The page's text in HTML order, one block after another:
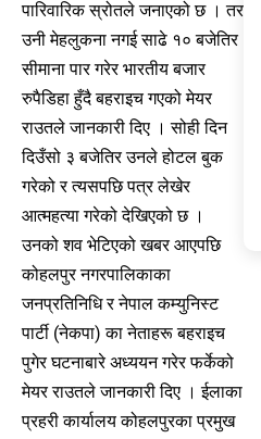
पारिवारिक स्रोतले जनाएको छ । तर
उनी मेहलुकना नगई साढे १० बजेतिर
सीमाना पार गरेर भारतीय बजार
रुपैडिहा हुँदै बहराइच गएको मेयर
राउतले जानकारी दिए । सोही दिन
दिउँसो ३ बजेतिर उनले होटल बुक
गरेको र त्यसपछि पत्र लेखेर
आत्महत्या गरेको देखिएको छ ।
उनको शव भेटिएको खबर आएपछि
कोहलपुर नगरपालिकाका
जनप्रतिनिधि र नेपाल कम्युनिस्ट
पार्टी (नेकपा) का नेताहरू बहराइच
पुगेर घटनाबारे अध्ययन गरेर फर्केको
मेयर राउतले जानकारी दिए । ईलाका
प्रहरी कार्यालय कोहलपुरका प्रमुख